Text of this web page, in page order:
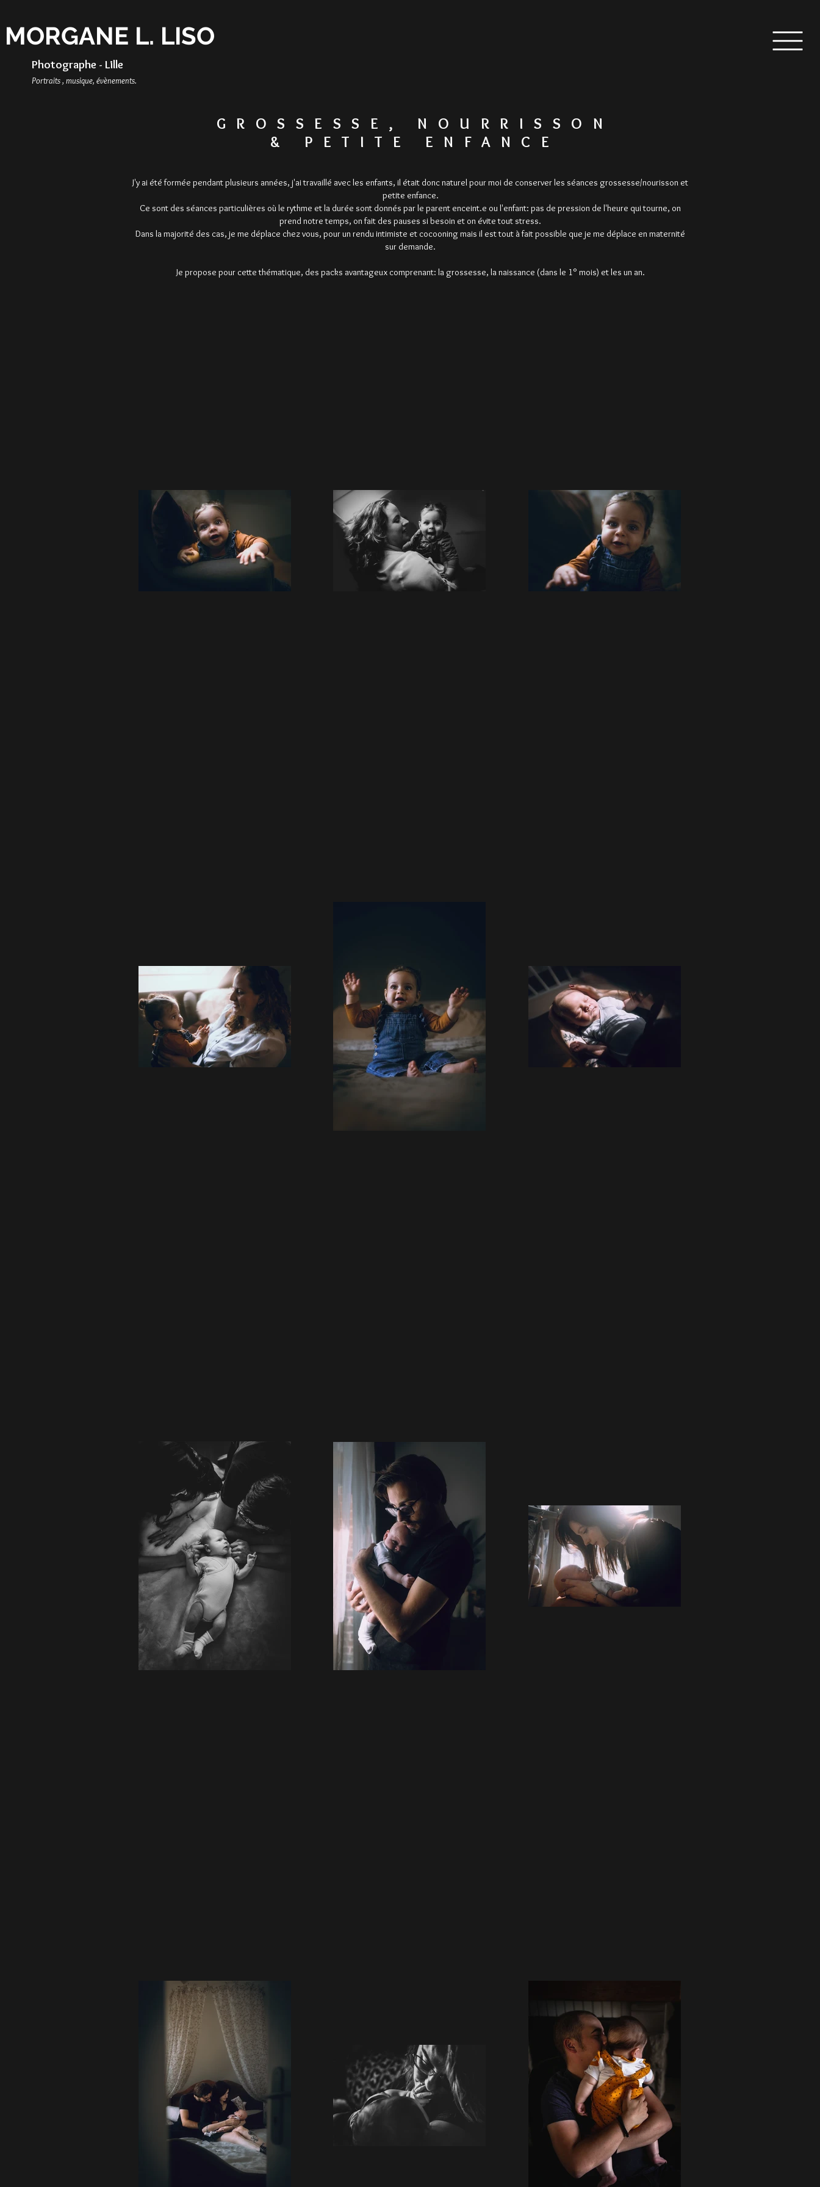
MORGANE L. LISO
Photographe - Lille
Portraits , musique, évènements.
GROSSESSE, NOURRISSON
& PETITE ENFANCE
J'y ai été formée pendant plusieurs années, j'ai travaillé avec les enfants, il était donc naturel pour moi de conserver les séances grossesse/nourisson et
petite enfance.
Ce sont des séances particulières où le rythme et la durée sont donnés par le parent enceint.e ou l'enfant: pas de pression de l'heure qui tourne, on
prend notre temps, on fait des pauses si besoin et on évite tout stress.
Dans la majorité des cas, je me déplace chez vous, pour un rendu intimiste et cocooning mais il est tout à fait possible que je me déplace en maternité
sur demande.
Je propose pour cette thématique, des packs avantageux comprenant: la grossesse, la naissance (dans le 1° mois) et les un an.